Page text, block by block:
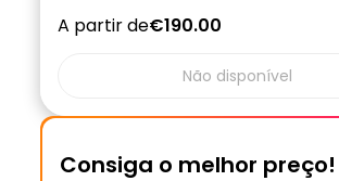
A partir de€190.00
Não disponível
Consiga o melhor preço!